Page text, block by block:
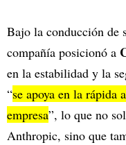
Bajo la conducción de
compañía posicionó a
en la estabilidad y la
“se apoya en la rápida
empresa”, lo que no
Anthropic, sino que